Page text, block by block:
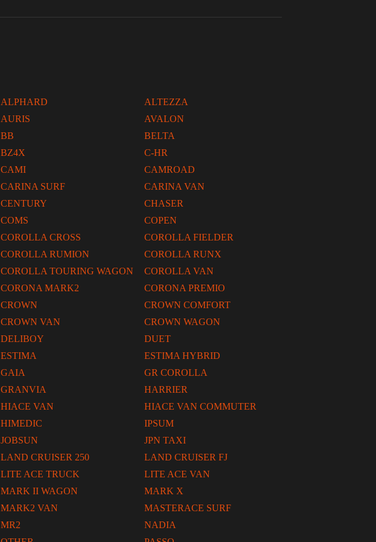
ALPHARD
ALTEZZA
AURIS
AVALON
BB
BELTA
BZ4X
C-HR
CAMI
CAMROAD
CARINA SURF
CARINA VAN
CENTURY
CHASER
COMS
COPEN
COROLLA CROSS
COROLLA FIELDER
COROLLA RUMION
COROLLA RUNX
COROLLA TOURING WAGON
COROLLA VAN
CORONA MARK2
CORONA PREMIO
CROWN
CROWN COMFORT
CROWN VAN
CROWN WAGON
DELIBOY
DUET
ESTIMA
ESTIMA HYBRID
GAIA
GR COROLLA
GRANVIA
HARRIER
HIACE VAN
HIACE VAN COMMUTER
HIMEDIC
IPSUM
JOBSUN
JPN TAXI
LAND CRUISER 250
LAND CRUISER FJ
LITE ACE TRUCK
LITE ACE VAN
MARK II WAGON
MARK X
MARK2 VAN
MASTERACE SURF
MR2
NADIA